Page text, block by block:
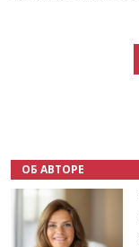
ОБ АВТОРЕ